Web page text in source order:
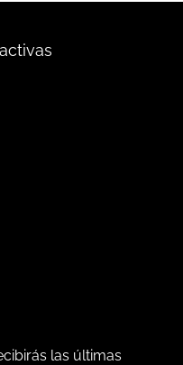
las últimas